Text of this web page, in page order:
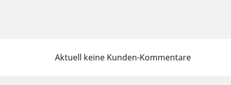
Aktuell keine Kunden-Kommentare